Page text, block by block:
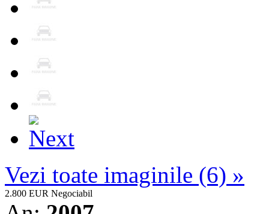
Vezi toate imaginile (6) »
2.800 EUR Negociabil